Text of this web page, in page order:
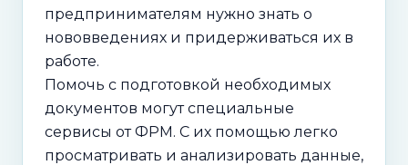
предпринимателям нужно знать о
нововведениях и придерживаться их в
работе.
Помочь с подготовкой необходимых
документов могут специальные
сервисы от ФРМ. С их помощью легко
просматривать и анализировать данные,